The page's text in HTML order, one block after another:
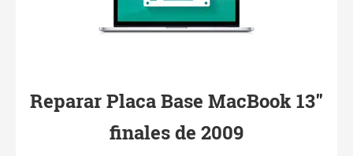
Reparar Placa Base MacBook 13″
finales de 2009